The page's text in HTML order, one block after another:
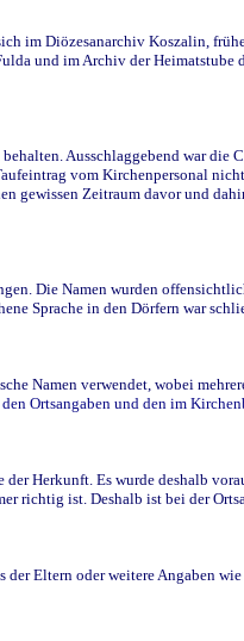
im Diözesanarchiv Koszalin,
und im Archiv der
Ausschlaggebend war
vom Kirchenpersonal
gewissen Zeitraum davor und
Die Namen wurden
Sprache in den Dörfern war
Namen verwendet, wobei
Ortsangaben und den im
Herkunft. Es wurde deshalb
richtig ist. Deshalb ist bei der
Eltern oder weitere Angaben